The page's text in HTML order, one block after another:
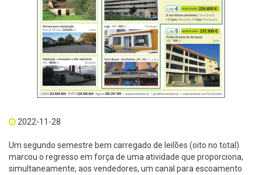
2022-11-28
Um segundo semestre bem carregado de leilões (oito no total)
marcou o regresso em força de uma atividade que proporciona,
simultaneamente, aos vendedores, um canal para escoamento